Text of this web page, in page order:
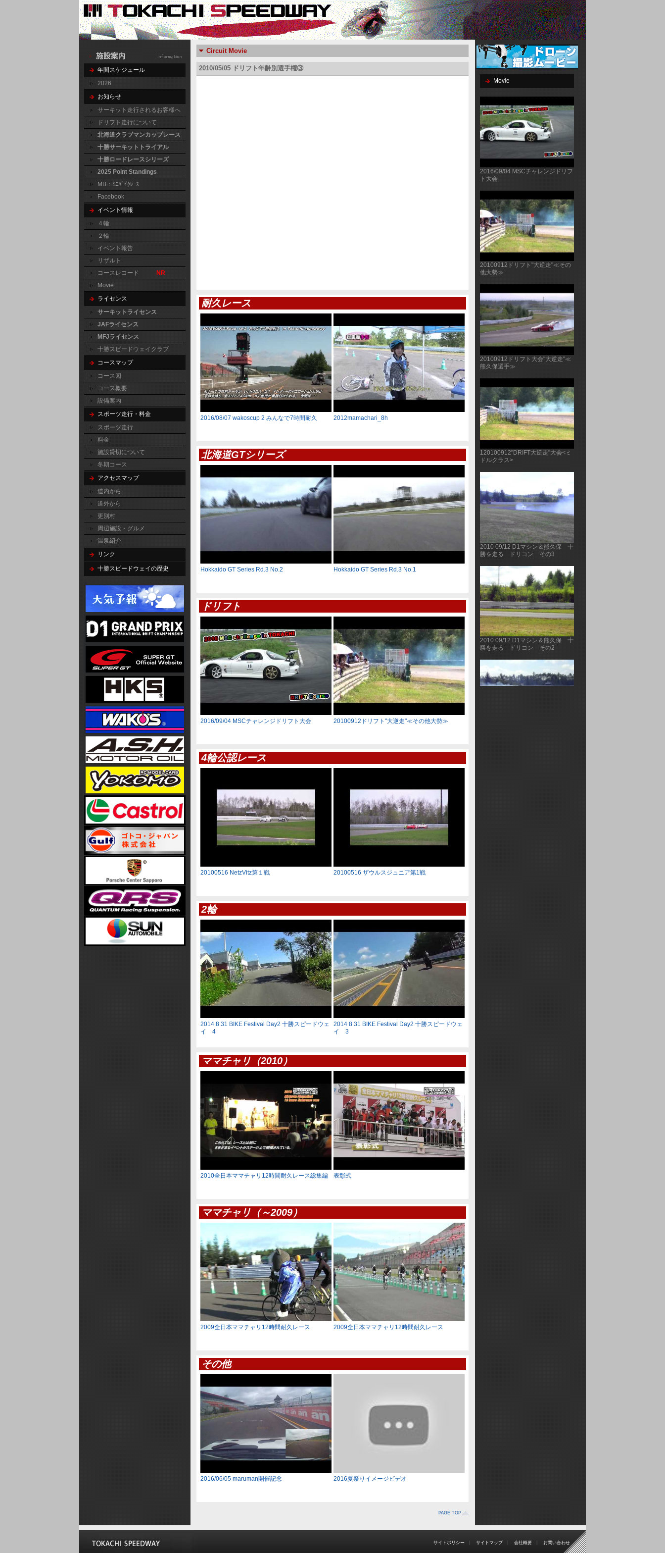
年間スケジュール
2026
お知らせ
サーキット走行されるお客様へ
ドリフト走行について
北海道クラブマンカップレース
十勝サーキットトライアル
十勝ロードレースシリーズ
2025 Point Standings
MB：ﾐﾆﾊﾞｲｸﾚｰｽ
Facebook
イベント情報
４輪
２輪
イベント報告
リザルト
コースレコード
NR
Movie
ライセンス
サーキットライセンス
JAFライセンス
MFJライセンス
十勝スピードウェイクラブ
コースマップ
コース図
コース概要
設備案内
スポーツ走行・料金
スポーツ走行
料金
施設貸切について
冬期コース
アクセスマップ
道内から
道外から
更別村
周辺施設・グルメ
温泉紹介
リンク
十勝スピードウェイの歴史
Circuit Movie
2010/05/05 ドリフト年齢別選手権③
耐久レース
2016/08/07 wakoscup 2 みんなで7時間耐久 2012mamachari_8h
20101031 WAKO'ScupOPTＩON2 510kmsun
耐 ≪後編≫②
北海道GTシリーズ
Hokkaido GT Series Rd.3 No.2 Hokkaido GT Series Rd.3 No.1 20100920北海道GT第３戦(ﾀﾞｲｼﾞｪｽﾄ版)
ドリフト
2016/09/04 MSCチャレンジドリフト大会 20100912ドリフト"大逆走"≪その他大勢≫
4輪公認レース
20100516 NetzVitz第１戦 20100516 ザウルスジュニア第1戦
2輪
2014 8 31 BIKE Festival Day2 十勝スピードウェ
イ 4
2014 8 31 BIKE Festival Day2 十勝スピードウェ
イ 3
ママチャリ（2010）
2010全日本ママチャリ12時間耐久レース総集編 表彰式
ママチャリ（～2009）
2009全日本ママチャリ12時間耐久レース 2009全日本ママチャリ12時間耐久レース
その他
2016/06/05 maruman開催記念 2016夏祭りイメージビデオ
PAGE TOP
Movie
2016/09/04 MSCチャレンジドリフ
ト大会
20100912ドリフト"大逆走"≪その
他大勢≫
20100912ドリフト大会"大逆走"≪
熊久保選手≫
120100912"DRIFT大逆走"大会<ミ
ドルクラス>
2010 09/12 D1マシン＆熊久保 十
勝を走る ドリコン その3
2010 09/12 D1マシン＆熊久保 十
勝を走る ドリコン その2
2010/05/05 ドリフト年齢別選手権
サイトポリシー サイトマップ| 会社概要 お問い合わせ